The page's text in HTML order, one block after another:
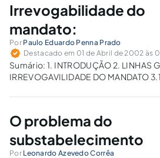
Irrevogabilidade do
mandato:
Por Paulo Eduardo Penna Prado
Destacado em 01 de Abril de 2002 às
Sumário: 1. INTRODUÇÃO 2. LINHAS
IRREVOGAVILIDADE DO MANDATO
PARTES OU POR CAUSA DE
NOS CASOS EM QUE O MANDATO FOR
CONDIÇÃO DE UM CONTRATO
MEIO…
O problema do
substabelecimento
Por Leonardo Azevedo Corrêa